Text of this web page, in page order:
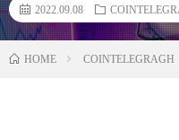
2022.09.08
HOME COINTELEGRAGH